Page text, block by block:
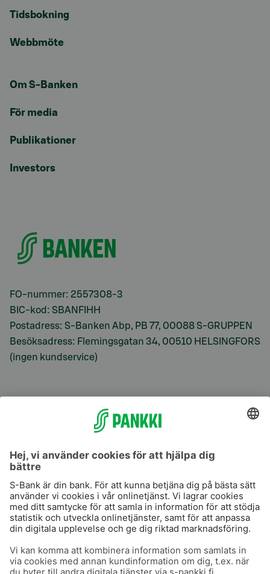
Tidsbokning
Webbmöte
Om S-Banken
För media
Publikationer
Investors
FO-nummer: 2557308-3
BIC-kod: SBANFIHH
Postadress: S-Banken Abp, PB 77, 00088 S-GRUPPEN
Besöksadress: Flemingsgatan 34, 00510 HELSINGFORS
(ingen kundservice)
S-Prime
Användarvillkor